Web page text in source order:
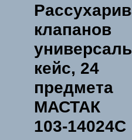
клапанов
кейс, 24
предмета
МАСТАК
103-14024C